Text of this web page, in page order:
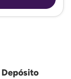
Depósito